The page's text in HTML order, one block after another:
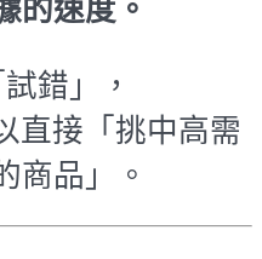
的速度。
錯」，
直接「挑中高需
商品」。